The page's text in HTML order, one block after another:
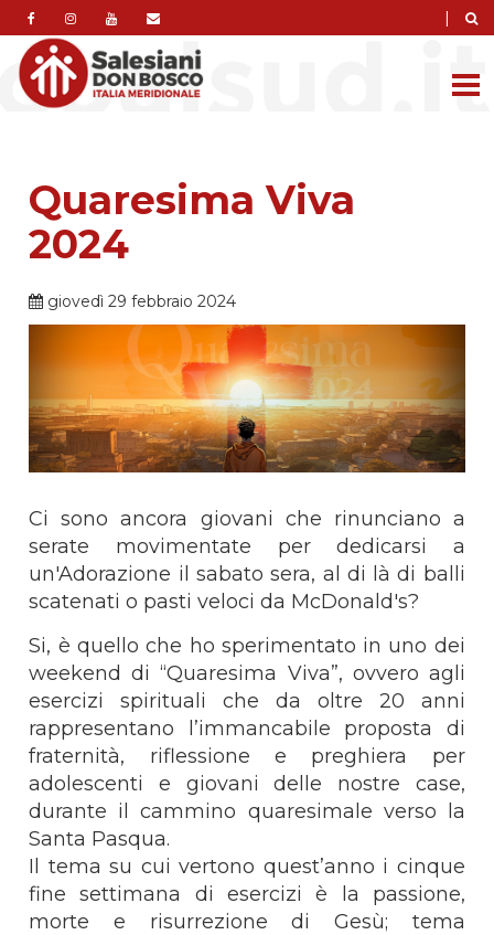
|
Quaresima Viva
2024
giovedì 29 febbraio 2024
Ci sono ancora giovani che rinunciano a
serate movimentate per dedicarsi a
un'Adorazione il sabato sera, al di là di balli
scatenati o pasti veloci da McDonald's?
Si, è quello che ho sperimentato in uno dei
weekend di “Quaresima Viva”, ovvero agli
esercizi spirituali che da oltre 20 anni
rappresentano l’immancabile proposta di
fraternità, riflessione e preghiera per
adolescenti e giovani delle nostre case,
durante il cammino quaresimale verso la
Santa Pasqua.
Il tema su cui vertono quest’anno i cinque
fine settimana di esercizi è la passione,
morte e risurrezione di Gesù; tema